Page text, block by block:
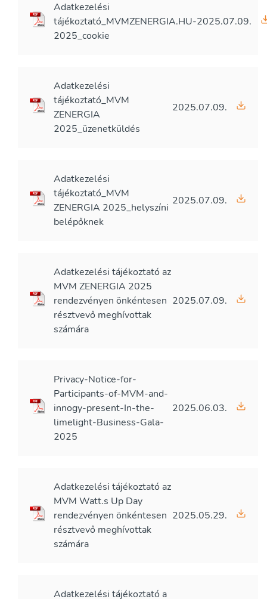
Adatkezelési
tájékoztató_MVMZENERGIA.HU-
2025_cookie
2025.07.09.
Adatkezelési
tájékoztató_MVM
ZENERGIA
2025_üzenetküldés
2025.07.09.
Adatkezelési
tájékoztató_MVM
ZENERGIA 2025_helyszíni
belépőknek
2025.07.09.
Adatkezelési tájékoztató az
MVM ZENERGIA 2025
rendezvényen önkéntesen
résztvevő meghívottak
számára
2025.07.09.
Privacy-Notice-for-
Participants-of-MVM-and-
innogy-present-In-the-
limelight-Business-Gala-
2025
2025.06.03.
Adatkezelési tájékoztató az
MVM Watt.s Up Day
rendezvényen önkéntesen
résztvevő meghívottak
számára
2025.05.29.
Adatkezelési tájékoztató a